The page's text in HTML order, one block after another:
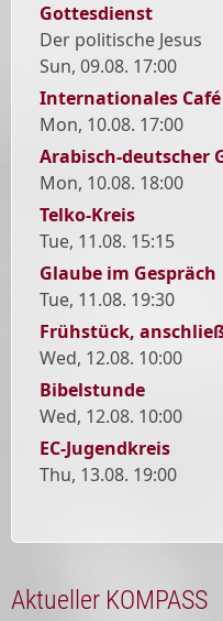
Gottesdienst
Der politische Jesus
Sun, 09.08. 17:00
Internationales Café
Mon, 10.08. 17:00
Arabisch-deutscher
Mon, 10.08. 18:00
Telko-Kreis
Tue, 11.08. 15:15
Glaube im Gespräch
Tue, 11.08. 19:30
Frühstück,
Wed, 12.08. 10:00
Bibelstunde
Wed, 12.08. 10:00
EC-Jugendkreis
Thu, 13.08. 19:00
Aktueller KOMPASS